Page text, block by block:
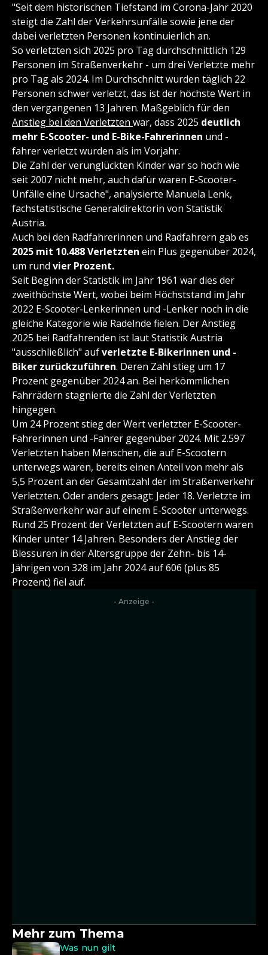
"Seit dem historischen Tiefstand im Corona-Jahr 2020
steigt die Zahl der Verkehrsunfälle sowie jene der
dabei verletzten Personen kontinuierlich an.
So verletzten sich 2025 pro Tag durchschnittlich 129
Personen im Straßenverkehr - um drei Verletzte mehr
pro Tag als 2024. Im Durchschnitt wurden täglich 22
Personen schwer verletzt, das ist der höchste Wert in
den vergangenen 13 Jahren. Maßgeblich für den
Anstieg bei den Verletzten war, dass 2025 deutlich
mehr E-Scooter- und E-Bike-Fahrerinnen und -
fahrer verletzt wurden als im Vorjahr.
Die Zahl der verunglückten Kinder war so hoch wie
seit 2007 nicht mehr, auch dafür waren E-Scooter-
Unfälle eine Ursache", analysierte Manuela Lenk,
fachstatistische Generaldirektorin von Statistik
Austria.
Auch bei den Radfahrerinnen und Radfahrern gab es
2025 mit 10.488 Verletzten ein Plus gegenüber 2024,
um rund vier Prozent.
Seit Beginn der Statistik im Jahr 1961 war dies der
zweithöchste Wert, wobei beim Höchststand im Jahr
2022 E-Scooter-Lenkerinnen und -Lenker noch in die
gleiche Kategorie wie Radelnde fielen. Der Anstieg
2025 bei Radfahrenden ist laut Statistik Austria
"ausschließlich" aufverletzte E-Bikerinnen und -
Biker zurückzuführen. Deren Zahl stieg um 17
Prozent gegenüber 2024 an. Bei herkömmlichen
Fahrrädern stagnierte die Zahl der Verletzten
hingegen.
Um 24 Prozent stieg der Wert verletzter E-Scooter-
Fahrerinnen und -Fahrer gegenüber 2024. Mit 2.597
Verletzten haben Menschen, die auf E-Scootern
unterwegs waren, bereits einen Anteil von mehr als
5,5 Prozent an der Gesamtzahl der im Straßenverkehr
Verletzten. Oder anders gesagt: Jeder 18. Verletzte im
Straßenverkehr war auf einem E-Scooter unterwegs.
Rund 25 Prozent der Verletzten auf E-Scootern waren
Kinder unter 14 Jahren. Besonders der Anstieg der
Blessuren in der Altersgruppe der Zehn- bis 14-
Jährigen von 328 im Jahr 2024 auf 606 (plus 85
Prozent) fiel auf.
- Anzeige -
Mehr zum Thema
Was nun gilt